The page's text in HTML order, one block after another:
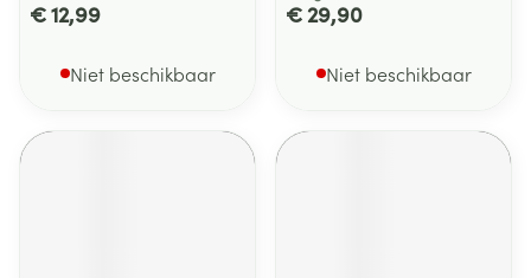
€ 12,99
Niet beschikbaar
€ 29,90
Niet beschikbaar